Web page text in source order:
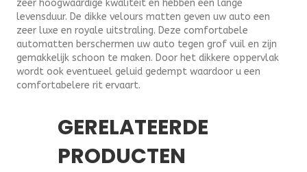
zeer hoogwaardige kwaliteit en hebben een lange
levensduur. De dikke velours matten geven uw auto een
zeer luxe en royale uitstraling. Deze comfortabele
automatten berschermen uw auto tegen grof vuil en zijn
gemakkelijk schoon te maken. Door het dikkere oppervlak
wordt ook eventueel geluid gedempt waardoor u een
comfortabelere rit ervaart.
GERELATEERDE
PRODUCTEN